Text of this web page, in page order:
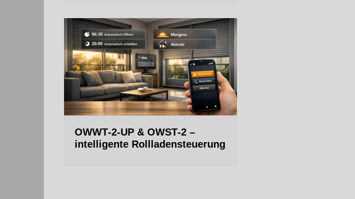
OWWT‑2‑UP & OWST‑2 –
intelligente Rollladensteuerung